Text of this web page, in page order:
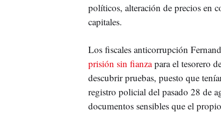
políticos, alteración de precios en
capitales.
Los fiscales anticorrupción
prisión sin fianzapara el tesorero
descubrir pruebas, puesto que
registro policial del pasado 28 de
documentos sensibles que el